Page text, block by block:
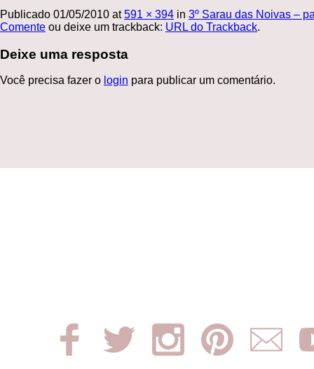
Publicado 01/05/2010 at591 × 394 in 3º Sarau das Noivas –
Comente ou deixe um trackback: URL do Trackback.
Deixe uma resposta
Você precisa fazer o login para publicar um comentário.